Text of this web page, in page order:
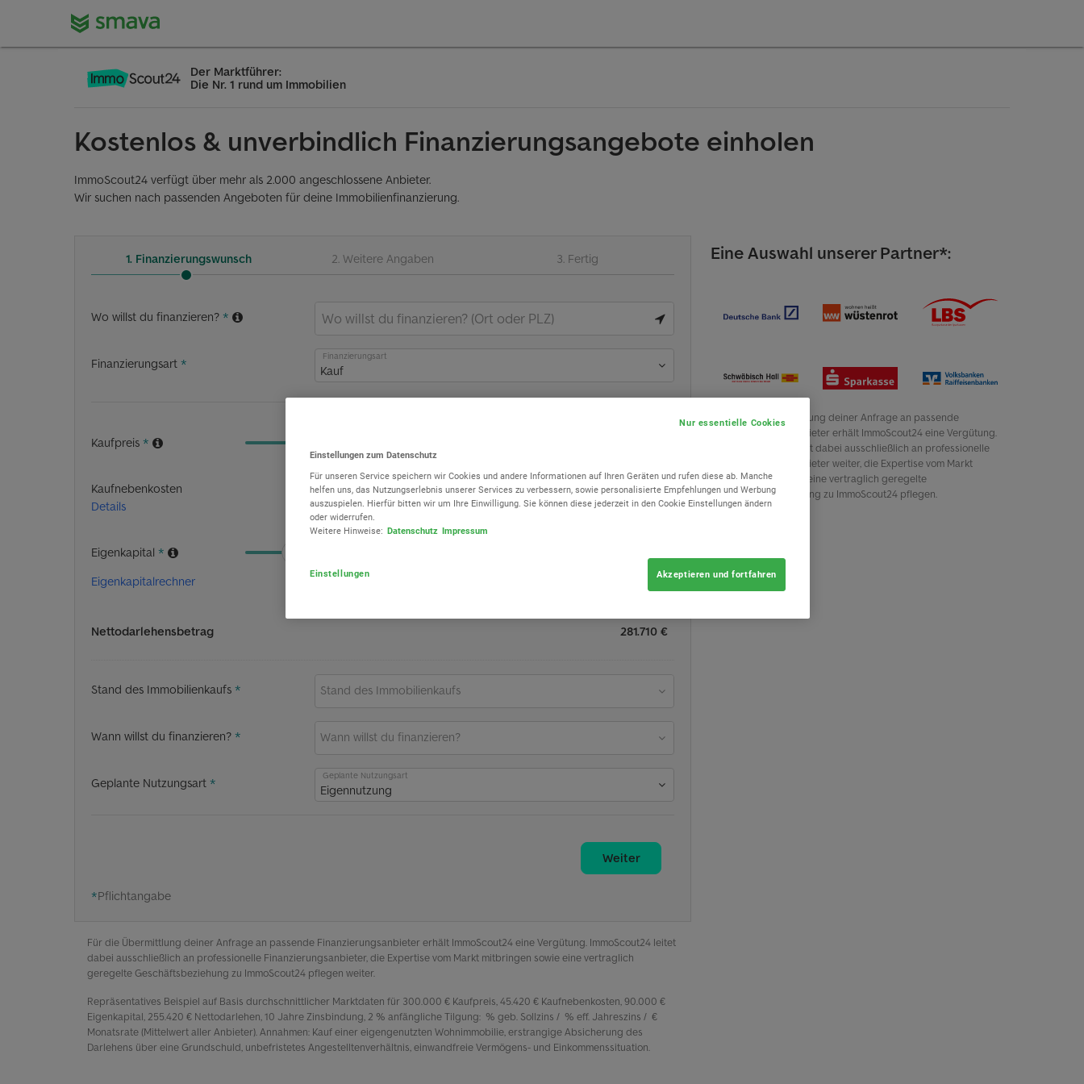
Einstellungen zum Datenschutz
Für unseren Service speichern wir Cookies und andere Informationen auf Ihren Geräten und rufen diese ab. Manche
helfen uns, das Nutzungserlebnis unserer Services zu verbessern, sowie personalisierte Empfehlungen und Werbung
auszuspielen. Hierfür bitten wir um Ihre Einwilligung. Sie können diese jederzeit in den Cookie Einstellungen ändern
oder widerrufen.
Weitere Hinweise: Datenschutz Impressum
Einstellungen
Nur essentielle Cookies
Akzeptieren und fortfahren